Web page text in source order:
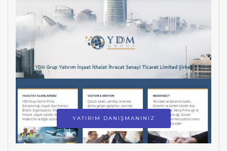
YATIRIM DANIŞMANINIZ